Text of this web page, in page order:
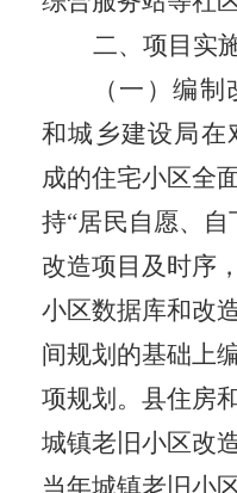
二、项目实
（一）编
和城乡建设局在
成的住宅小区全
持“居民自愿、自
改造项目及时序
小区数据库和改
间规划的基础上
项规划。县住房
城镇老旧小区改
当年城镇老旧小